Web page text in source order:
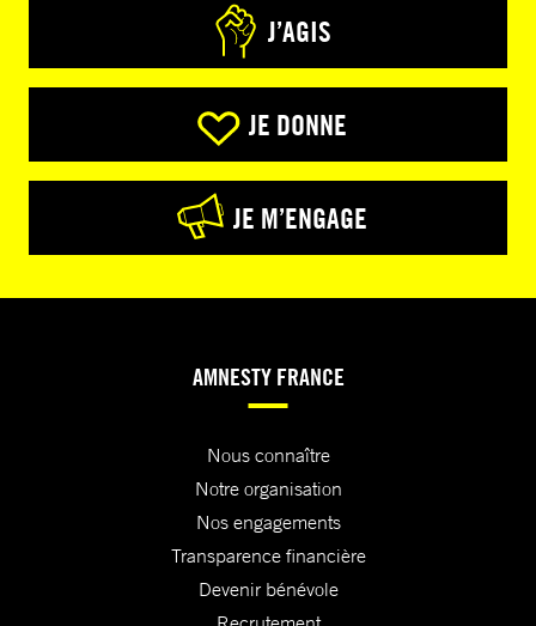
J’AGIS
JE DONNE
JE M’ENGAGE
AMNESTY FRANCE
Nous connaître
Notre organisation
Nos engagements
Transparence financière
Devenir bénévole